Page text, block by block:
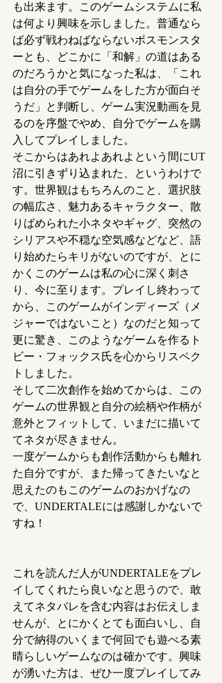
も出来ます。このゲームシステムに私
は何より興味を示しました。普通なら
ば必ず戦わねばならないボスモンスタ
ーとも、どこかに「和解」の道はある
のだろうかと気になった私は、「これ
は自分の手でゲームをした方が面白そ
うだ」と判断し、ゲーム実況動画を見
るのを序盤でやめ、自分でゲームを購
入してプレイしました。
そこからはあれよあれよという間にUT
沼に引きずり込まれた、というわけで
す。世界観はもちろんのこと、選択肢
の幅広さ、魅力あるキャラクター、散
りばめられた小ネタやギャグ、突然の
シリアスや不穏な空気感などなど、語
り始めたらキリがないのですが、とに
かくこのゲームは私の心に深く刺さ
り、今に至ります。プレイし終わって
から、このゲームがインディーズ（メ
ジャーではないこと）なのだと知って
更に驚き、このようなゲームを作るト
ビー・フォックス氏を心からリスペク
トしました。
そして二次創作を始めてからは、この
ゲームの世界観と自分の絵柄や作柄が
意外とフィットして、いまだに描いて
てネタが尽きません。
一度ゲームからも創作活動からも離れ
た自分ですが、また帰ってきたいなと
思えたのもこのゲームのおかげなの
で、UNDERTALEには感謝しかないで
すね！
これを読んだ人がUNDERTALEをプレ
イしてくれたら良いなと思うので、敢
えてネタバレを含む内容はお伝えしま
せんが、とにかくとても面白いし、自
分で納得のいくまで何回でも遊べる素
晴らしいゲームなのは確かです。興味
が湧いた方は、ぜひ一度プレイしてみ